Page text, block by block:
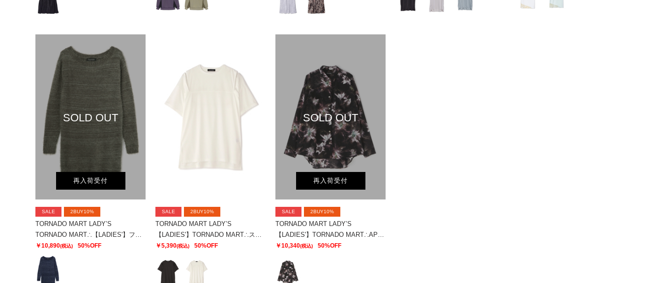
SOLD OUT
再入荷受付
SALE 2BUY10%
TORNADO MART LADY’S
￥10,890(税込) 50%OFF
SALE 2BUY10%
TORNADO MART LADY’S
￥5,390(税込) 50%OFF
SOLD OUT
再入荷受付
SALE 2BUY10%
TORNADO MART LADY’S
￥10,340(税込) 50%OFF